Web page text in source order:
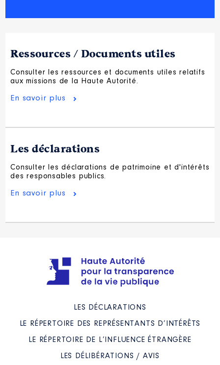
Ressources / Documents utiles
Consulter les ressources et documents utiles relatifs
aux missions de la Haute Autorité.
En savoir plus
Les déclarations
Consulter les déclarations de patrimoine et d'intérêts
des responsables publics.
En savoir plus
LES DÉCLARATIONS
LE RÉPERTOIRE DES REPRÉSENTANTS D’INTÉRÊTS
LE RÉPERTOIRE DE L’INFLUENCE ÉTRANGÈRE
LES DÉLIBÉRATIONS / AVIS